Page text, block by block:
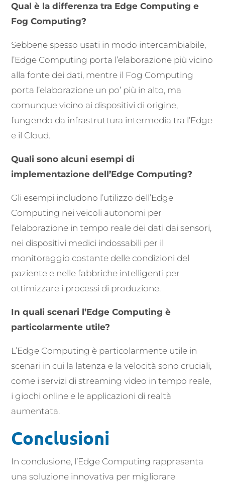
Qual è la differenza tra Edge Computing e
Fog Computing?
Sebbene spesso usati in modo intercambiabile,
l’Edge Computing porta l’elaborazione più vicino
alla fonte dei dati, mentre il Fog Computing
porta l’elaborazione un po’ più in alto, ma
comunque vicino ai dispositivi di origine,
fungendo da infrastruttura intermedia tra l’Edge
e il Cloud.
Quali sono alcuni esempi di
implementazione dell’Edge Computing?
Gli esempi includono l’utilizzo dell’Edge
Computing nei veicoli autonomi per
l’elaborazione in tempo reale dei dati dai sensori,
nei dispositivi medici indossabili per il
monitoraggio costante delle condizioni del
paziente e nelle fabbriche intelligenti per
ottimizzare i processi di produzione.
In quali scenari l’Edge Computing è
particolarmente utile?
L’Edge Computing è particolarmente utile in
scenari in cui la latenza e la velocità sono cruciali,
come i servizi di streaming video in tempo reale,
i giochi online e le applicazioni di realtà
aumentata.
Conclusioni
In conclusione, l’Edge Computing rappresenta
una soluzione innovativa per migliorare